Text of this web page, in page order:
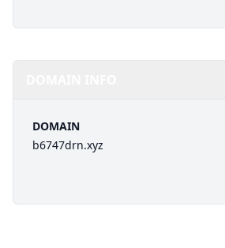
DOMAIN
b6747drn.xyz